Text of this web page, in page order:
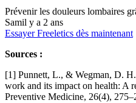
Prévenir les douleurs lombaires
Samil y a 2 ans
Essayer Freeletics dès maintenant
Sources :
[1] Punnett, L., & Wegman, D.
work and its impact on health: A
Preventive Medicine, 26(4),